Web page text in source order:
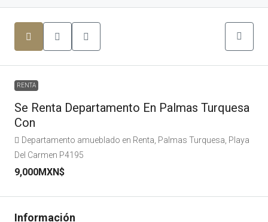
RENTA
Se Renta Departamento En Palmas Turquesa
Con
Departamento amueblado en Renta, Palmas Turquesa, Playa
Del Carmen P4195
9,000MXN$